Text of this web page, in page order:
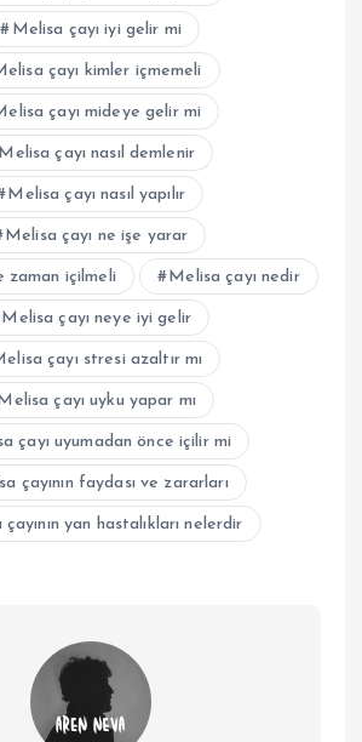
Melisa çayı iyi gelir mi
çayı kimler içmemeli
çayı mideye gelir mi
Melisa çayı nasıl demlenir
Melisa çayı nasıl yapılır
Melisa çayı ne işe yarar
zaman içilmeli Melisa çayı nedir
Melisa çayı neye iyi gelir
çayı stresi azaltır mı
çayı uyku yapar mı
çayı uyumadan önce içilir mi
çayının faydası ve zararları
yan hastalıkları nelerdir